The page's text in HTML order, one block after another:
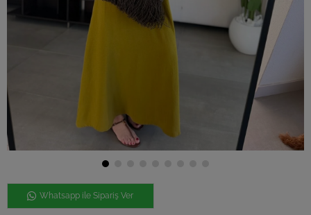
Whatsapp ile Sipariş Ver